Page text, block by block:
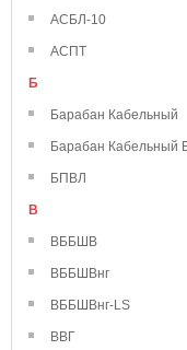
АСБЛ-10
АСПТ
Б
Барабан Кабельный
Барабан Кабельный
БПВЛ
В
ВББШВ
ВББШВнг
ВББШВнг-LS
ВВГ